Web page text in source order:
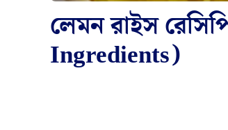
লেমন রাইস
Ingredients)